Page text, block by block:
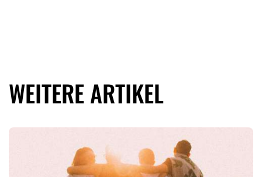
WEITERE ARTIKEL